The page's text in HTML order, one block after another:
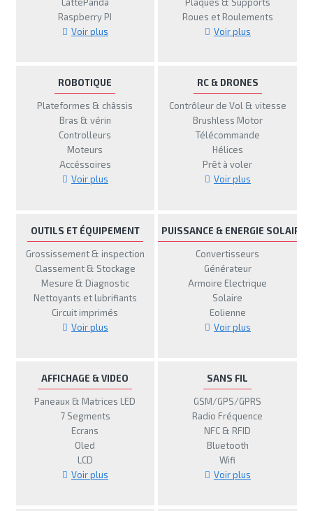
LattePanda
Raspberry PI
Voir plus
Plaques & Supports
Roues et Roulements
Voir plus
ROBOTIQUE
Plateformes & châssis
Bras & vérin
Controlleurs
Moteurs
Accéssoires
Voir plus
RC & DRONES
Contrôleur de Vol & vitesse
Brushless Motor
Télécommande
Hélices
Prêt à voler
Voir plus
OUTILS ET ÉQUIPEMENT
Grossissement & inspection
Classement & Stockage
Mesure & Diagnostic
Nettoyants et lubrifiants
Circuit imprimés
Voir plus
PUISSANCE & ENERGIE SOLAIRE
Convertisseurs
Générateur
Armoire Electrique
Solaire
Eolienne
Voir plus
AFFICHAGE & VIDEO
Paneaux & Matrices LED
7 Segments
Ecrans
Oled
LCD
Voir plus
SANS FIL
GSM/GPS/GPRS
Radio Fréquence
NFC & RFID
Bluetooth
Wifi
Voir plus